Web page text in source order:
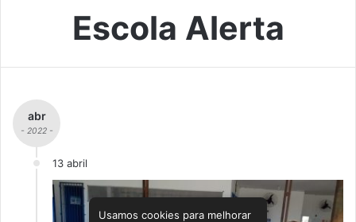
Escola Alerta
abr
- 2022 -
13 abril
Usamos cookies para melhorar